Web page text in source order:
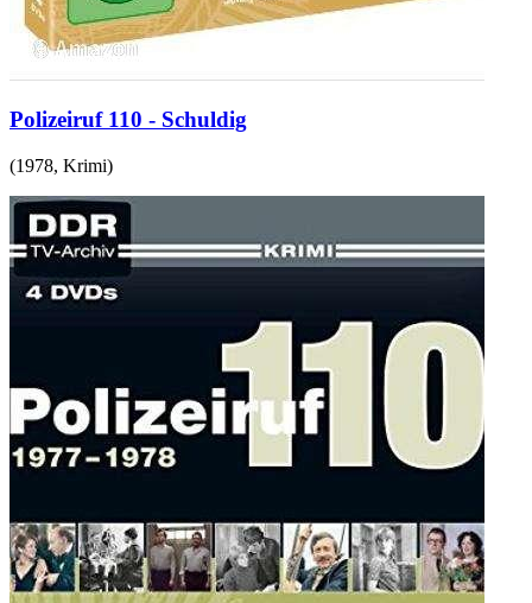
Polizeiruf 110 - Schuldig
(1978, Krimi)